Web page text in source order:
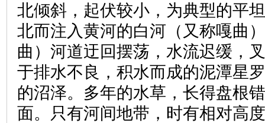
北倾斜，起伏较小，为典型的平
北而注入黄河的白河（又称嘎曲
曲）河道迂回摆荡，水流迟缓，
于排水不良，积水而成的泥潭星
的沼泽。多年的水草，长得盘根
面。只有河间地带，时有相对高